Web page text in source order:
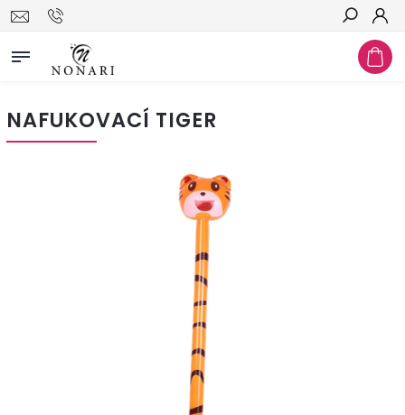
Hľadať
NAFUKOVACÍ TIGER